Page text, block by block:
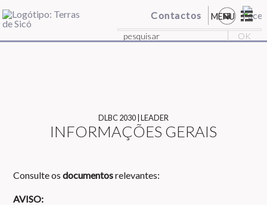
Contactos MENU
DLBC 2030 | LEADER
INFORMAÇÕES GERAIS
Consulte osdocumentosrelevantes:
AVISO: